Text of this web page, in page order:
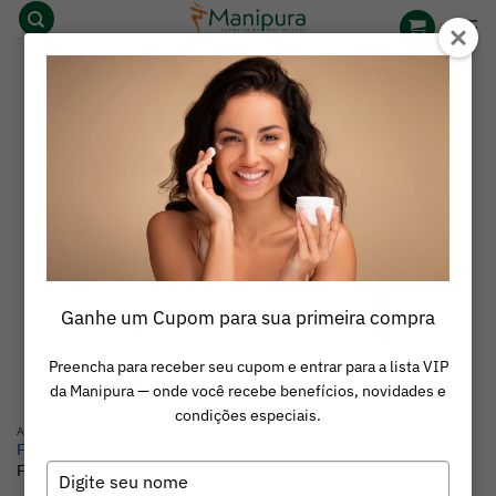
Skip
TRATAMENTO / ACNE E PELE OLEOSA
ACNE E PELE OLEOSA
FITOESPUMA FACIAL
From
Ganhe um Cupom para sua primeira compra
Preencha para receber seu cupom e entrar para a lista VIP
da Manipura — onde você recebe benefícios, novidades e
condições especiais.
Digite